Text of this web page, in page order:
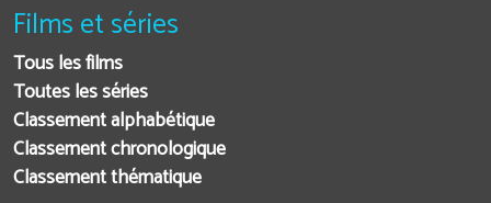
Films et séries
Tous les films
Toutes les séries
Classement alphabétique
Classement chronologique
Classement thématique